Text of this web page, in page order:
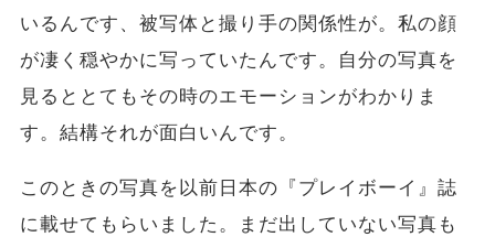
いるんです、被写体と撮り手の関係性が。私の顔
が凄く穏やかに写っていたんです。自分の写真を
見るととてもその時のエモーションがわかりま
す。結構それが面白いんです。
このときの写真を以前日本の『プレイボーイ』誌
に載せてもらいました。まだ出していない写真も